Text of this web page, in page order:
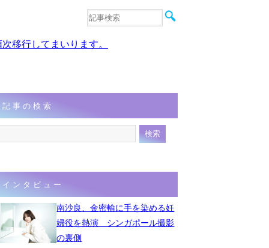
音楽
移行してまいります。
記事の検索
インタビュー
南沙良、金密輸に手を染める妊
婦役を熱演 シンガポール撮影
の裏側